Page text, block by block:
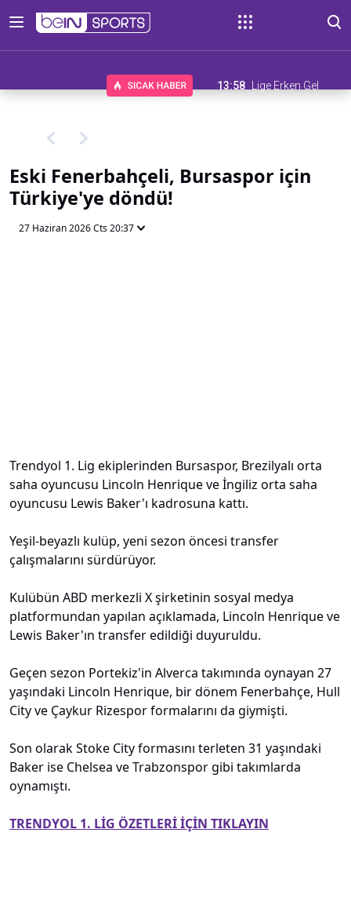
13:58
Lige Erken Gel
Eski Fenerbahçeli, Bursaspor için
Türkiye'ye döndü!
27 Haziran 2026 Cts 20:37
Trendyol 1. Lig ekiplerinden Bursaspor, Brezilyalı orta
saha oyuncusu Lincoln Henrique ve İngiliz orta saha
oyuncusu Lewis Baker'ı kadrosuna kattı.
Yeşil-beyazlı kulüp, yeni sezon öncesi transfer
çalışmalarını sürdürüyor.
Kulübün ABD merkezli X şirketinin sosyal medya
platformundan yapılan açıklamada, Lincoln Henrique ve
Lewis Baker'ın transfer edildiği duyuruldu.
Geçen sezon Portekiz'in Alverca takımında oynayan 27
yaşındaki Lincoln Henrique, bir dönem Fenerbahçe, Hull
City ve Çaykur Rizespor formalarını da giymişti.
Son olarak Stoke City formasını terleten 31 yaşındaki
Baker ise Chelsea ve Trabzonspor gibi takımlarda
oynamıştı.
TRENDYOL 1. LİG ÖZETLERİ İÇİN TIKLAYIN